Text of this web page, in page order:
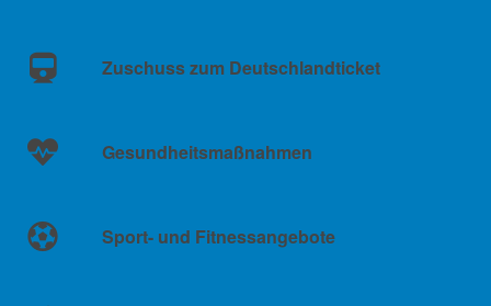
Zuschuss zum Deutschlandticket
Gesundheitsmaßnahmen
Sport- und Fitnessangebote